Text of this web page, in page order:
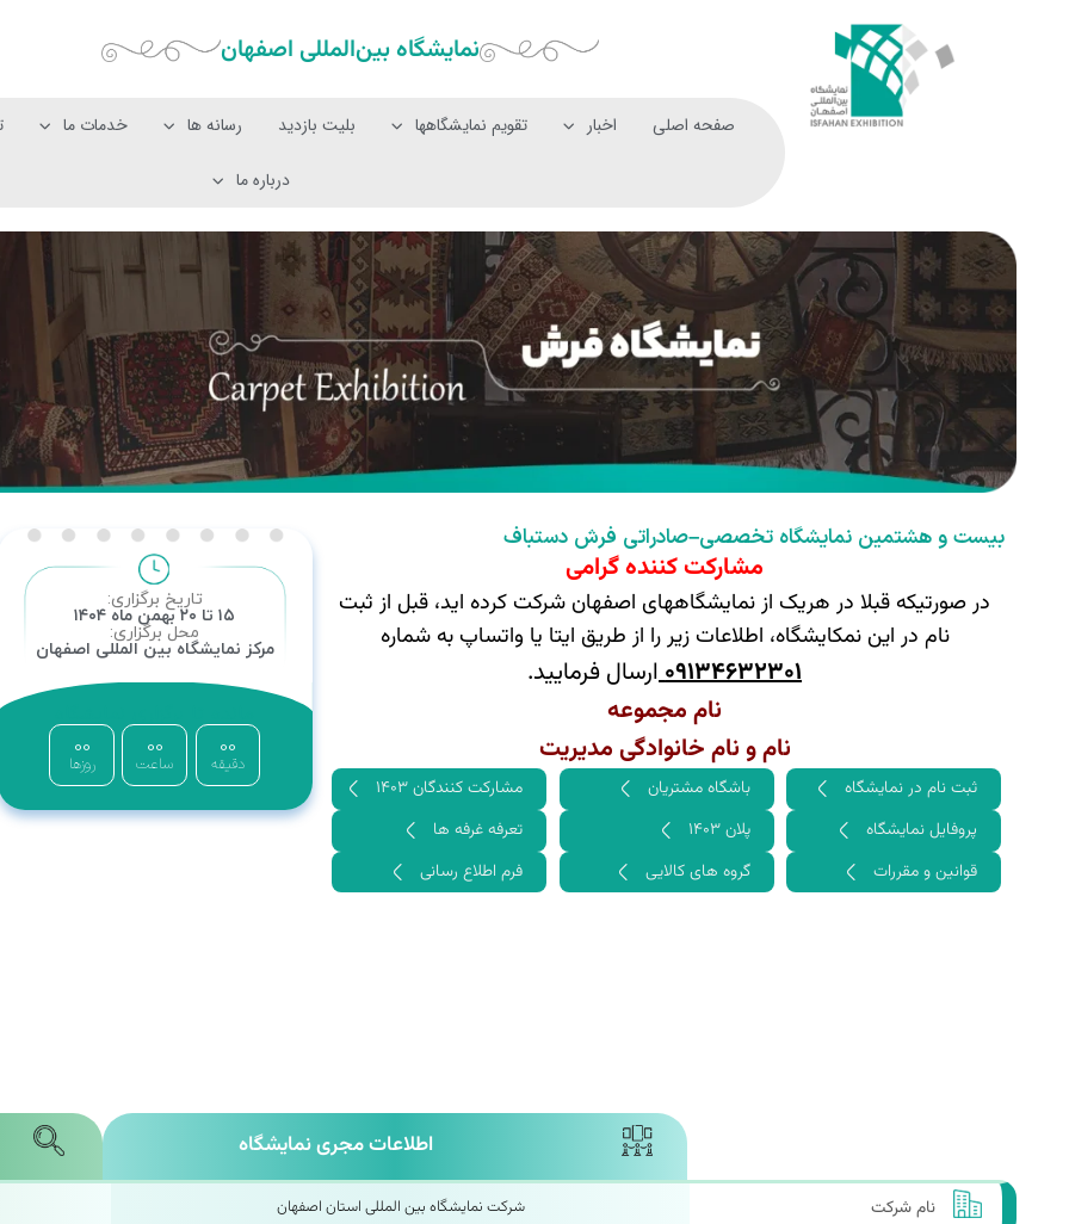
نمایشگاه بین‌المللی‌ اصفهان
صفحه اصلی اخبار تقویم نمایشگاهها بلیت بازدید رسانه ها خدمات ما
درباره ما
بیست و هشتمین نمایشگاه تخصصی–صادراتی فرش دستباف
مشارکت کننده گرامی
در صورتیکه قبلا در هریک از نمایشگاههای اصفهان شرکت کرده اید، قبل از ثبت
نام در این نمکایشگاه، اطلاعات زیر را از طریق ایتا یا واتساپ به شماره
۰۹۱۳۴۶۳۲۳۰۱ارسال فرمایید.
نام مجموعه
نام و نام خانوادگی مدیریت
ثبت نام در نمایشگاه باشگاه مشتریان
مشارکت کنندگان ۱۴۰۳
پروفایل نمایشگاه
پلان ۱۴۰۳
تعرفه غرفه ها
قوانین و مقررات
گروه های کالایی فرم اطلاع رسانی
تاریخ برگزاری:
۱۵ تا ۲۰ بهمن ماه ۱۴۰۴
محل برگزاری:
مرکز نمایشگاه بین المللی اصفهان
00
روزها
00
ساعت
00
دقیقه
اطلاعات مجری نمایشگاه
نام شرکت شرکت نمایشگاه بین المللی استان اصفهان